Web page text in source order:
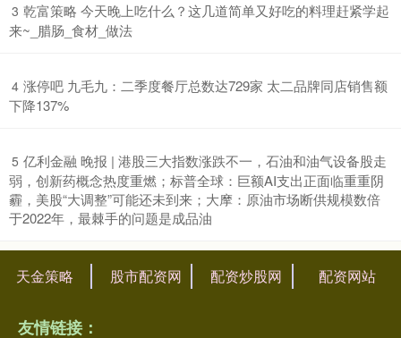
3 ​乾富策略 今天晚上吃什么？这几道简单又好吃的料理赶紧学起
来~_腊肠_食材_做法
4 ​涨停吧 九毛九：二季度餐厅总数达729家 太二品牌同店销售额
下降137%
5 ​亿利金融 晚报 | 港股三大指数涨跌不一，石油和油气设备股走
弱，创新药概念热度重燃；标普全球：巨额AI支出正面临重重阴
霾，美股“大调整”可能还未到来；大摩：原油市场断供规模数倍
于2022年，最棘手的问题是成品油
天金策略 股市配资网 配资炒股网 配资网站
友情链接：